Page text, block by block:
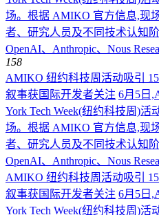
场。根据 AMIKO 官方信息,现
者、研究人员及不同技术认知
OpenAI、Anthropic、Nous
158
AMIKO 纽约科技周活动吸引
叙事获国际开发者关注 6月5日
York Tech Week(纽约科技周)活
场。根据 AMIKO 官方信息,现
者、研究人员及不同技术认知
OpenAI、Anthropic、Nous
AMIKO 纽约科技周活动吸引
叙事获国际开发者关注 6月5日
York Tech Week(纽约科技周)活